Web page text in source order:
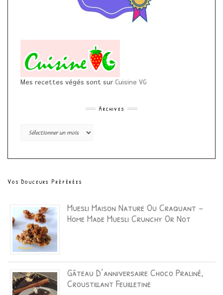
Mes recettes végés sont sur Cuisine VG
Archives
Archives
Vos Douceurs Préférées
Muesli Maison Nature Ou Craquant –
Home Made Muesli Crunchy Or Not
Gâteau D’anniversaire Choco Praliné,
Croustillant Feuilletine